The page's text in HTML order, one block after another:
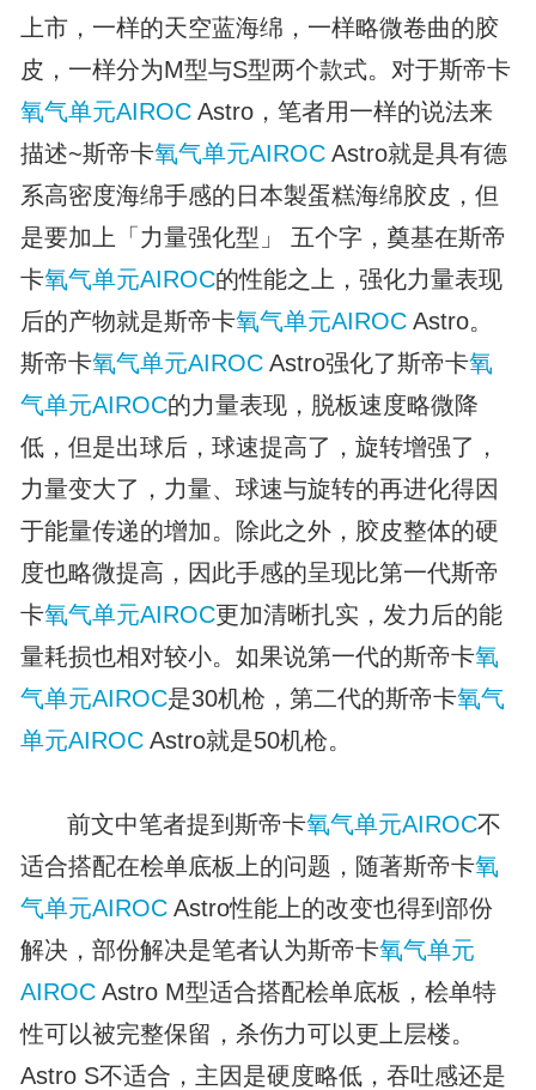
上市，一样的天空蓝海绵，一样略微卷曲的胶
皮，一样分为M型与S型两个款式。对于斯帝卡
氧气单元AIROCAstro，笔者用一样的说法来
描述~斯帝卡氧气单元AIROCAstro就是具有德
系高密度海绵手感的日本製蛋糕海绵胶皮，但
是要加上「力量强化型」 五个字，奠基在斯帝
卡氧气单元AIROC的性能之上，强化力量表现
后的产物就是斯帝卡氧气单元AIROCAstro。
斯帝卡氧气单元AIROCAstro强化了斯帝卡氧
气单元AIROC的力量表现，脱板速度略微降
低，但是出球后，球速提高了，旋转增强了，
力量变大了，力量、球速与旋转的再进化得因
于能量传递的增加。除此之外，胶皮整体的硬
度也略微提高，因此手感的呈现比第一代斯帝
卡氧气单元AIROC更加清晰扎实，发力后的能
量耗损也相对较小。如果说第一代的斯帝卡氧
气单元AIROC是30机枪，第二代的斯帝卡氧气
单元AIROCAstro就是50机枪。
前文中笔者提到斯帝卡氧气单元AIROC不
适合搭配在桧单底板上的问题，随著斯帝卡氧
气单元AIROCAstro性能上的改变也得到部份
解决，部份解决是笔者认为斯帝卡氧气单元
AIROCAstro M型适合搭配桧单底板，桧单特
性可以被完整保留，杀伤力可以更上层楼。
Astro S不适合，主因是硬度略低，吞吐感还是